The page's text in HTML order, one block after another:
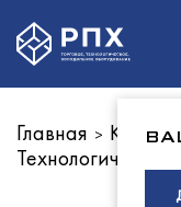
Главная >
Технологическое